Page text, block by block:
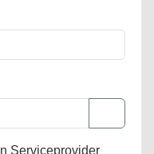
Serviceprovider